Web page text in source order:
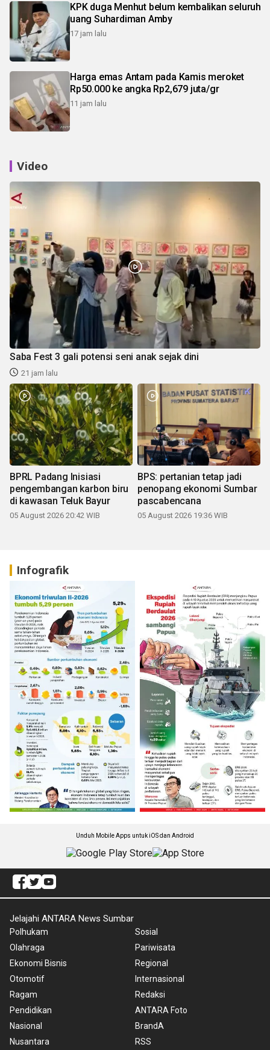
KPK duga Menhut belum kembalikan seluruh
uang Suhardiman Amby
17 jam lalu
Harga emas Antam pada Kamis meroket
Rp50.000 ke angka Rp2,679 juta/gr
11 jam lalu
Video
Saba Fest 3 gali potensi seni anak sejak dini
21 jam lalu
BPRL Padang Inisiasi
pengembangan karbon biru
di kawasan Teluk Bayur
05 August 2026 20:42 WIB
BPS: pertanian tetap jadi
penopang ekonomi Sumbar
pascabencana
05 August 2026 19:36 WIB
Infografik
Unduh Mobile Apps untuk iOS dan Android
Jelajahi ANTARA News Sumbar
Polhukam
Olahraga
Ekonomi Bisnis
Otomotif
Ragam
Pendidikan
Nasional
Nusantara
Sosial
Pariwisata
Regional
Internasional
Redaksi
ANTARA Foto
BrandA
RSS